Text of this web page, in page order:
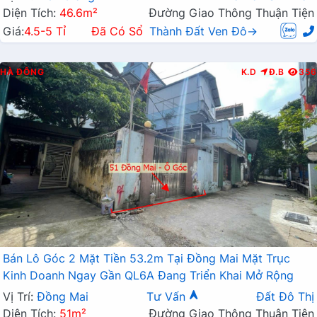
Diện Tích: 46.6m²
Đường Giao Thông Thuận Tiện
Giá:4.5-5 Tỉ Đã Có Sổ Thành Đất Ven Đô→
HÀ ĐÔNG K.D Đ.B 356
Bán Lô Góc 2 Mặt Tiền 53.2m Tại Đồng Mai Mặt Trục
Kinh Doanh Ngay Gần QL6A Đang Triển Khai Mở Rộng
Vị Trí: Đồng Mai Tư Vấn
Đất Đô Thị
Diện Tích: 51m² Đường Giao Thông Thuận Tiện